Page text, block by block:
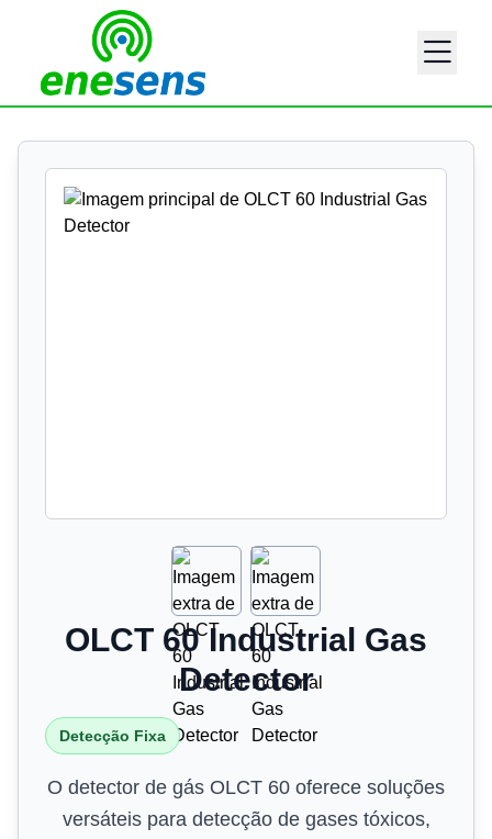
OLCT 60 Industrial Gas
Detector
Detecção Fixa
O detector de gás OLCT 60 oferece soluções
versáteis para detecção de gases tóxicos,